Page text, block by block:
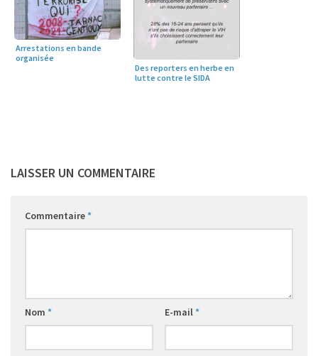
Arrestations en bande
organisée
Des reporters en herbe en
lutte contre le SIDA
LAISSER UN COMMENTAIRE
Commentaire*
Nom * E-mail*